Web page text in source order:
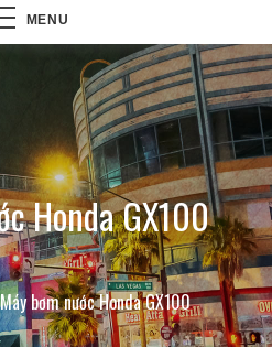
MENU
Honda GX100
Máy bơm nước Honda GX100